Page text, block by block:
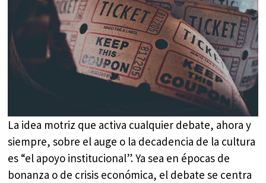
La idea motriz que activa cualquier debate, ahora y
siempre, sobre el auge o la decadencia de la cultura
es “el apoyo institucional”. Ya sea en épocas de
bonanza o de crisis económica, el debate se centra